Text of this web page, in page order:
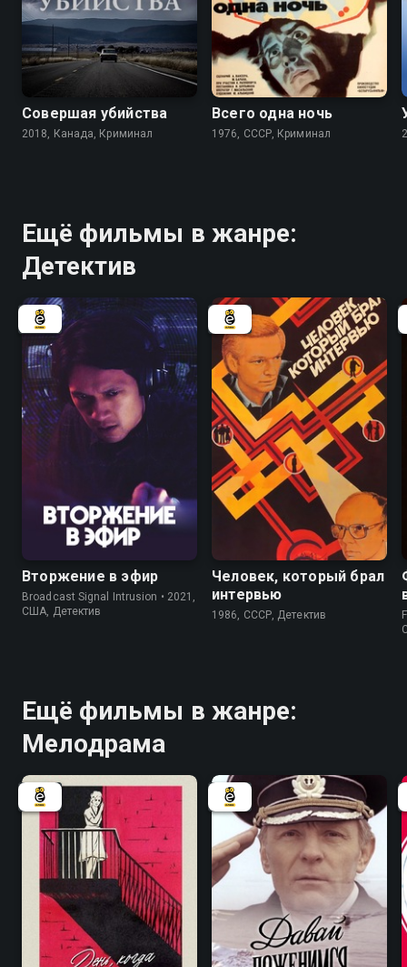
5.1
Совершая убийства
2018, Канада, Криминал
6.4
Всего одна ночь
1976, СССР, Криминал
Ещё фильмы в жанре:
Детектив
5.5 5.4
Вторжение в эфир
Broadcast Signal Intrusion • 2021,
США, Детектив
Человек, который брал
интервью
1986, СССР, Детектив
Ещё фильмы в жанре:
Мелодрама